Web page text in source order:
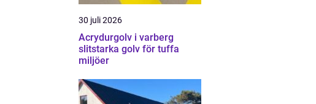
30 juli 2026
Acrydurgolv i varberg
slitstarka golv för tuffa
miljöer